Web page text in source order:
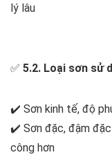
lý lâu
✅ 5.2. Loại sơn sử
✔️ Sơn kinh tế, độ
✔️ Sơn đặc, đậm
công hơn